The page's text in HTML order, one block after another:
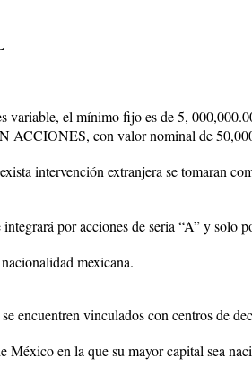
variable, el mínimo fijo es de 5,
ACCIONES, con valor nominal de
intervención extranjera se tomaran
por acciones de seria “A” y solo
mexicana.
encuentren vinculados con centros de
México en la que su mayor capital sea